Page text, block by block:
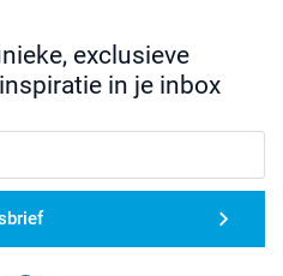
exclusieve
in je inbox